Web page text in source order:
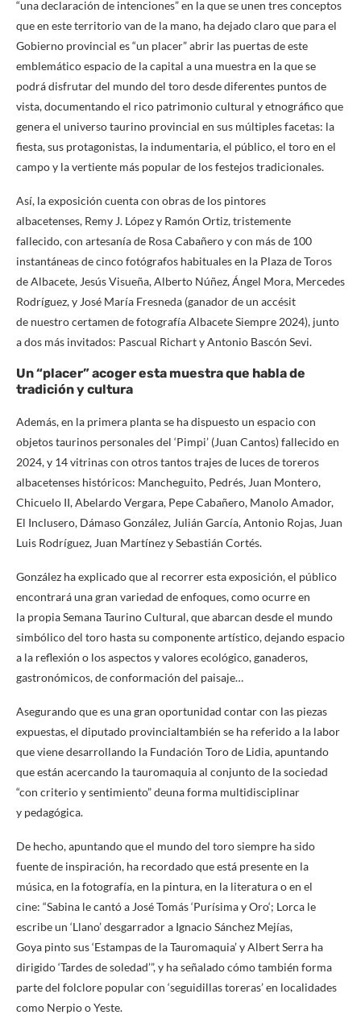
“una declaración de intenciones” en la que se unen tres conceptos
que en este territorio van de la mano, ha dejado claro que para el
Gobierno provincial es “un placer” abrir las puertas de este
emblemático espacio de la capital a una muestra en la que se
podrá disfrutar del mundo del toro desde diferentes puntos de
vista, documentando el rico patrimonio cultural y etnográfico que
genera el universo taurino provincial en sus múltiples facetas: la
fiesta, sus protagonistas, la indumentaria, el público, el toro en el
campo y la vertiente más popular de los festejos tradicionales.
Así, la exposición cuenta con obras de los pintores
albacetenses, Remy J. López y Ramón Ortiz, tristemente
fallecido, con artesanía de Rosa Cabañero y con más de 100
instantáneas de cinco fotógrafos habituales en la Plaza de Toros
de Albacete, Jesús Visueña, Alberto Núñez, Ángel Mora, Mercedes
Rodríguez, y José María Fresneda (ganador de un accésit
de nuestro certamen de fotografía Albacete Siempre 2024), junto
a dos más invitados: Pascual Richart y Antonio Bascón Sevi.
Un “placer” acoger esta muestra que habla de
tradición y cultura
Además, en la primera planta se ha dispuesto un espacio con
objetos taurinos personales del ‘Pimpi’ (Juan Cantos) fallecido en
2024, y 14 vitrinas con otros tantos trajes de luces de toreros
albacetenses históricos: Mancheguito, Pedrés, Juan Montero,
Chicuelo II, Abelardo Vergara, Pepe Cabañero, Manolo Amador,
El Inclusero, Dámaso González, Julián García, Antonio Rojas, Juan
Luis Rodríguez, Juan Martínez y Sebastián Cortés.
González ha explicado que al recorrer esta exposición, el público
encontrará una gran variedad de enfoques, como ocurre en
la propia Semana Taurino Cultural, que abarcan desde el mundo
simbólico del toro hasta su componente artístico, dejando espacio
a la reflexión o los aspectos y valores ecológico, ganaderos,
gastronómicos, de conformación del paisaje…
Asegurando que es una gran oportunidad contar con las piezas
expuestas, el diputado provincialtambién se ha referido a la labor
que viene desarrollando la Fundación Toro de Lidia, apuntando
que están acercando la tauromaquia al conjunto de la sociedad
“con criterio y sentimiento” deuna forma multidisciplinar
y pedagógica.
De hecho, apuntando que el mundo del toro siempre ha sido
fuente de inspiración, ha recordado que está presente en la
música, en la fotografía, en la pintura, en la literatura o en el
cine: “Sabina le cantó a José Tomás ‘Purísima y Oro‘; Lorca le
escribe un ‘Llano’ desgarrador a Ignacio Sánchez Mejías,
Goya pinto sus ‘Estampas de la Tauromaquia’ y Albert Serra ha
dirigido ‘Tardes de soledad’”, y ha señalado cómo también forma
parte del folclore popular con ‘seguidillas toreras’ en localidades
como Nerpio o Yeste.